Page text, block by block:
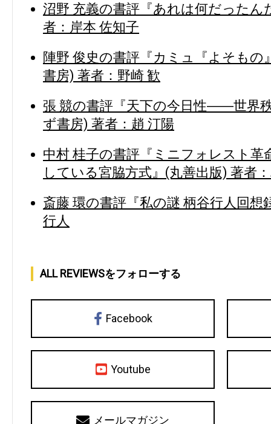
沼野 充義の書評『あれは何だったん
者：岸本 佐知子
陣野 俊史の書評『カミュ『よそも
書房) 著者：野崎 歓
張 競の書評『天下の今日性――世界
ず書房) 著者：趙 汀陽
中村 桂子の書評『ミニフォレスト革
している宮脇方式』(丸善出版) 著者
斎藤 環の書評『私の謎 柄谷行人回想
行人
ALL REVIEWSをフォローする
Facebook
Youtube
メールマガジン